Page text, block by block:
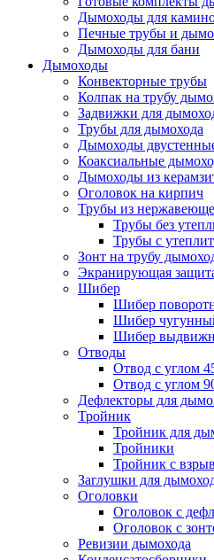
Дымоходы для
Печные трубы и
Дымоходы для бани
Дымоходы
Конвекторные трубы
Колпак на трубу
Задвижки для
Трубы для дымохода
Дымоходы
Коаксиальные
Дымоходы из
Оголовок на кирпич
Трубы из
Трубы без
Трубы с
Зонт на трубу
Экранирующая
Шибер
Шибер
Шибер
Шибер
Отводы
Отвод с углом
Отвод с углом
Дефлекторы для
Тройник
Тройник для
Тройники
Тройник с
Заглушки для
Оголовки
Оголовок с
Оголовок с
Ревизии дымохода